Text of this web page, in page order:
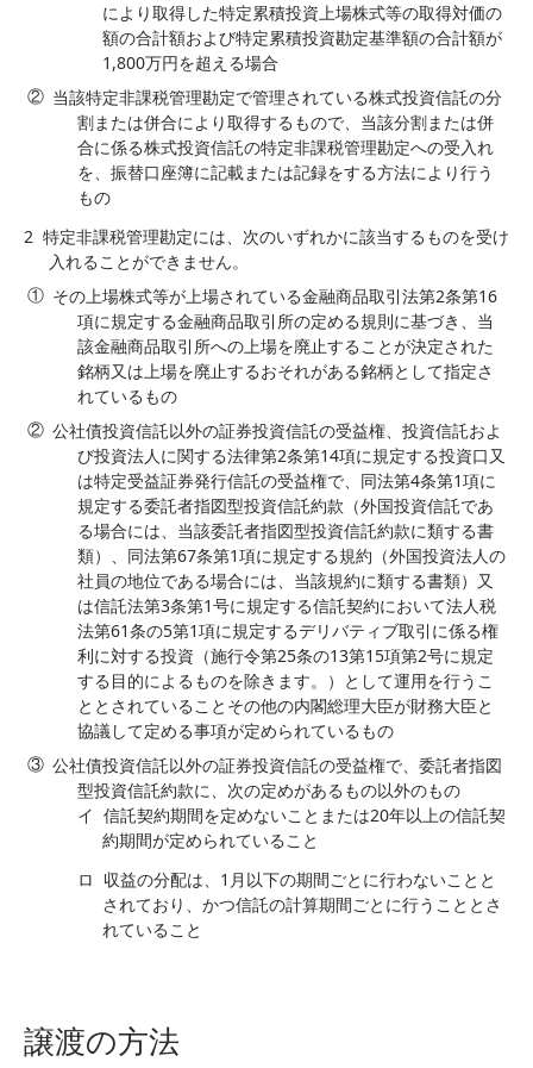
により取得した特定累積投資上場株式等の取得対価の
額の合計額および特定累積投資勘定基準額の合計額が
1,800万円を超える場合
当該特定非課税管理勘定で管理されている株式投資信託の分
割または併合により取得するもので、当該分割または併
合に係る株式投資信託の特定非課税管理勘定への受入れ
を、振替口座簿に記載または記録をする方法により行う
もの
2 特定非課税管理勘定には、次のいずれかに該当するものを受け
入れることができません。
その上場株式等が上場されている金融商品取引法第2条第16
項に規定する金融商品取引所の定める規則に基づき、当
該金融商品取引所への上場を廃止することが決定された
銘柄又は上場を廃止するおそれがある銘柄として指定さ
れているもの
公社債投資信託以外の証券投資信託の受益権、投資信託およ
び投資法人に関する法律第2条第14項に規定する投資口又
は特定受益証券発行信託の受益権で、同法第4条第1項に
規定する委託者指図型投資信託約款（外国投資信託であ
る場合には、当該委託者指図型投資信託約款に類する書
類）、同法第67条第1項に規定する規約（外国投資法人の
社員の地位である場合には、当該規約に類する書類）又
は信託法第3条第1号に規定する信託契約において法人税
法第61条の5第1項に規定するデリバティブ取引に係る権
利に対する投資（施行令第25条の13第15項第2号に規定
する目的によるものを除きます。）として運用を行うこ
ととされていることその他の内閣総理大臣が財務大臣と
協議して定める事項が定められているもの
公社債投資信託以外の証券投資信託の受益権で、委託者指図
型投資信託約款に、次の定めがあるもの以外のもの
イ 信託契約期間を定めないことまたは20年以上の信託契
約期間が定められていること
ロ 収益の分配は、1月以下の期間ごとに行わないことと
されており、かつ信託の計算期間ごとに行うこととさ
れていること
譲渡の方法